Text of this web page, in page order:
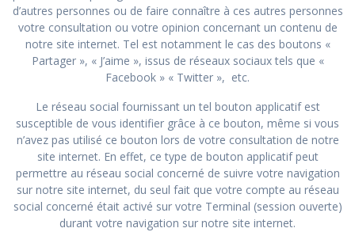
d’autres personnes ou de faire connaître à ces autres personnes
votre consultation ou votre opinion concernant un contenu de
notre site internet. Tel est notamment le cas des boutons «
Partager », « J’aime », issus de réseaux sociaux tels que «
Facebook » « Twitter », etc.
Le réseau social fournissant un tel bouton applicatif est
susceptible de vous identifier grâce à ce bouton, même si vous
n’avez pas utilisé ce bouton lors de votre consultation de notre
site internet. En effet, ce type de bouton applicatif peut
permettre au réseau social concerné de suivre votre navigation
sur notre site internet, du seul fait que votre compte au réseau
social concerné était activé sur votre Terminal (session ouverte)
durant votre navigation sur notre site internet.